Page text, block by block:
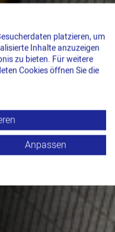
platzieren, um
Inhalte anzuzeigen
zu bieten. Für weitere
Cookies öffnen Sie die
Anpassen